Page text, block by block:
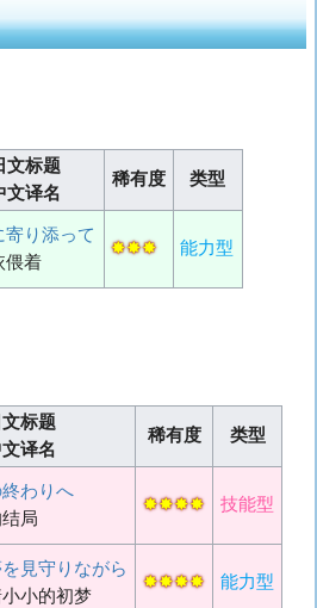
文标题
文译名
稀有度 类型
寄り添って
偎着
✸✸✸ 能力型
文标题
译名
稀有度 类型
わりへ
局
✸✸✸✸ 技能型
見守りながら
小的初梦
✸✸✸✸ 能力型